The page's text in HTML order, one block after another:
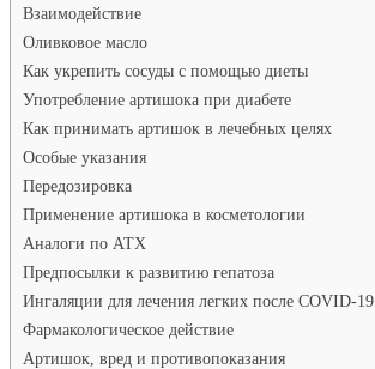
Взаимодействие
Оливковое масло
Как укрепить сосуды с помощью диеты
Употребление артишока при диабете
Как принимать артишок в лечебных целях
Особые указания
Передозировка
Применение артишока в косметологии
Аналоги по АТХ
Предпосылки к развитию гепатоза
Ингаляции для лечения легких после COVID-19
Фармакологическое действие
Артишок, вред и противопоказания